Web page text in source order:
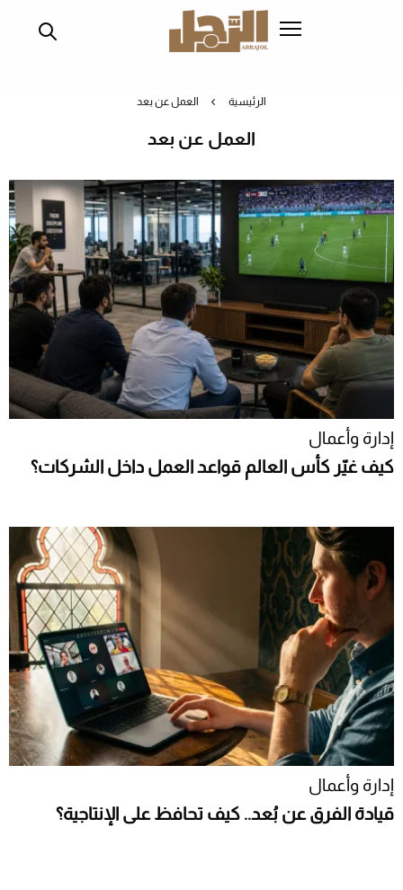
الرئيسية العمل عن بعد
العمل عن بعد
إدارة وأعمال
كيف غيّر كأس العالم قواعد العمل داخل الشركات؟
إدارة وأعمال
قيادة الفرق عن بُعد.. كيف تحافظ على الإنتاجية؟